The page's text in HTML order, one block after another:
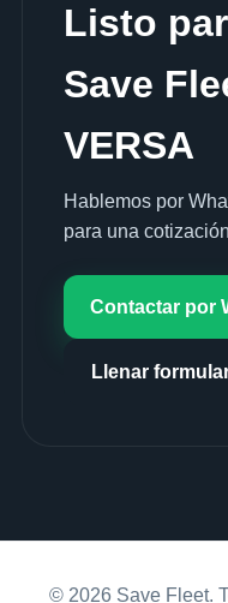
Listo
Save
VERSA
Hablemos por
para una
Contactar por
Llenar
© 2026 Save Fleet.